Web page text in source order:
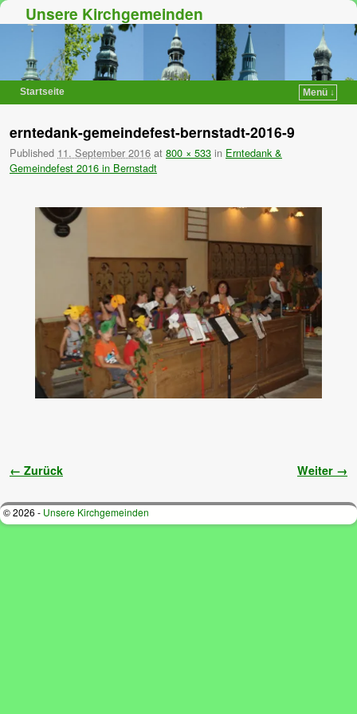
Unsere Kirchgemeinden
Startseite
Menü ↓
erntedank-gemeindefest-bernstadt-2016-9
Published 11. September 2016 at 800 × 533 in Erntedank &
Gemeindefest 2016 in Bernstadt
Bilder-Navigation
← Zurück Weiter →
© 2026 - Unsere Kirchgemeinden